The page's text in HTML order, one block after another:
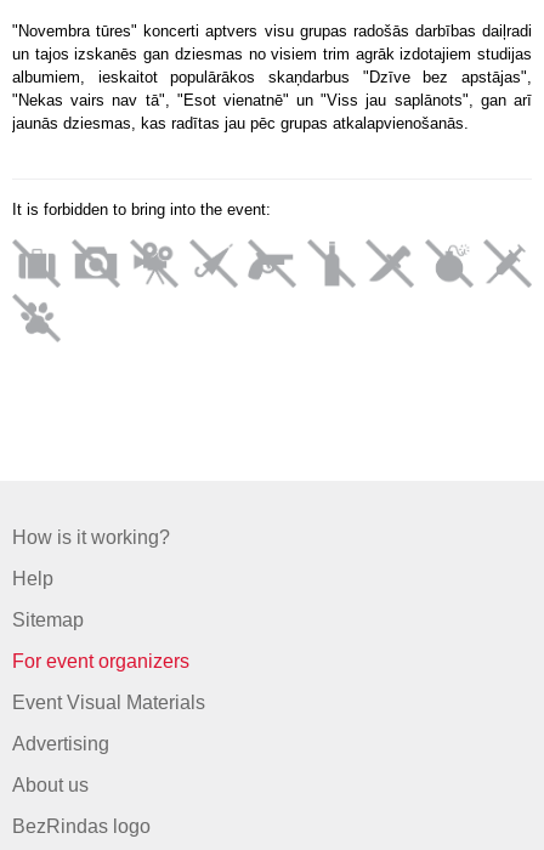
"Novembra tūres" koncerti aptvers visu grupas radošās darbības daiļradi
un tajos izskanēs gan dziesmas no visiem trim agrāk izdotajiem studijas
albumiem, ieskaitot populārākos skaņdarbus "Dzīve bez apstājas",
"Nekas vairs nav tā", "Esot vienatnē" un "Viss jau saplānots", gan arī
jaunās dziesmas, kas radītas jau pēc grupas atkalapvienošanās.
It is forbidden to bring into the event:
How is it working?
Help
Sitemap
For event organizers
Event Visual Materials
Advertising
About us
BezRindas logo